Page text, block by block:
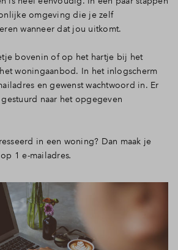
omgeving die je zelf
wanneer dat jou uitkomt.
bovenin of op het hartje bij het
woningaanbod. In het inlogscherm
en gewenst wachtwoord in. Er
naar het opgegeven
in een woning? Dan maak je
1 e-mailadres.